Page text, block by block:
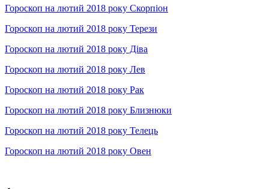
Гороскоп на лютий 2018 року Скорпіон
Гороскоп на лютий 2018 року Терези
Гороскоп на лютий 2018 року Діва
Гороскоп на лютий 2018 року Лев
Гороскоп на лютий 2018 року Рак
Гороскоп на лютий 2018 року Близнюки
Гороскоп на лютий 2018 року Телець
Гороскоп на лютий 2018 року Овен